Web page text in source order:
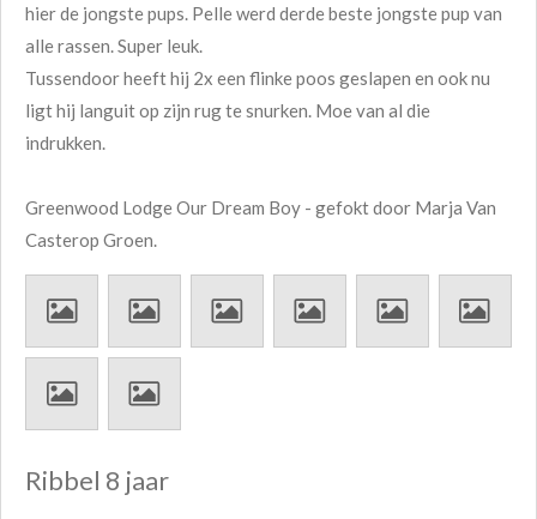
hier de jongste pups. Pelle werd derde beste jongste pup van
alle rassen. Super leuk.
Tussendoor heeft hij 2x een flinke poos geslapen en ook nu
ligt hij languit op zijn rug te snurken. Moe van al die
indrukken.
Greenwood Lodge Our Dream Boy - gefokt door Marja Van
Casterop Groen.
Ribbel 8 jaar